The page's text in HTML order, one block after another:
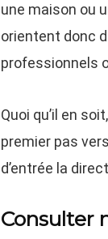
une maison ou
orientent donc
professionnels
Quoi qu’il en
premier pas
d’entrée la
Consulter